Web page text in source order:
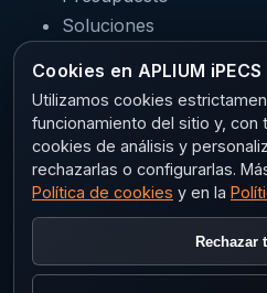
Soluciones
Sectores
Legal
Aviso legal
Política de cookies
Cookies en APLIUM iPECS
Utilizamos cookies
funcionamiento del sitio y, con
cookies de análisis y
rechazarlas o configurarlas.
Política de cookies y en la
Rechazar